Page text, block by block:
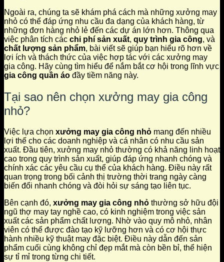
Ngoài ra, chúng ta sẽ khám phá cách mà những xưởng may
nhỏ có thể đáp ứng nhu cầu đa dạng của khách hàng, từ
những đơn hàng nhỏ lẻ đến các dự án lớn hơn. Thông qua
việc phân tích các chi phí sản xuất, quy trình gia công, và
chất lượng sản phẩm, bài viết sẽ giúp bạn hiểu rõ hơn về
lợi ích và thách thức của việc hợp tác với các xưởng may
gia công. Hãy cùng tìm hiểu để nắm bắt cơ hội trong lĩnh vực
gia công quần áo đầy tiềm năng này.
Tại sao nên chọn xưởng may gia công
nhỏ?
Việc lựa chọn xưởng may gia công nhỏ mang đến nhiều
lợi thế cho các doanh nghiệp và cá nhân có nhu cầu sản
xuất. Đầu tiên, xưởng may nhỏ thường có khả năng linh hoạt
cao trong quy trình sản xuất, giúp đáp ứng nhanh chóng và
chính xác các yêu cầu cụ thể của khách hàng. Điều này rất
quan trọng trong bối cảnh thị trường thời trang ngày càng
biến đổi nhanh chóng và đòi hỏi sự sáng tạo liên tục.
Bên cạnh đó, xưởng may gia công nhỏ thường sở hữu đội
ngũ thợ may tay nghề cao, có kinh nghiệm trong việc sản
xuất các sản phẩm chất lượng. Nhờ vào quy mô nhỏ, nhân
viên có thể được đào tạo kỹ lưỡng hơn và có cơ hội thực
hành nhiều kỹ thuật may đặc biệt. Điều này dẫn đến sản
phẩm cuối cùng không chỉ đẹp mắt mà còn bền bỉ, thể hiện
sự tỉ mỉ trong từng chi tiết.